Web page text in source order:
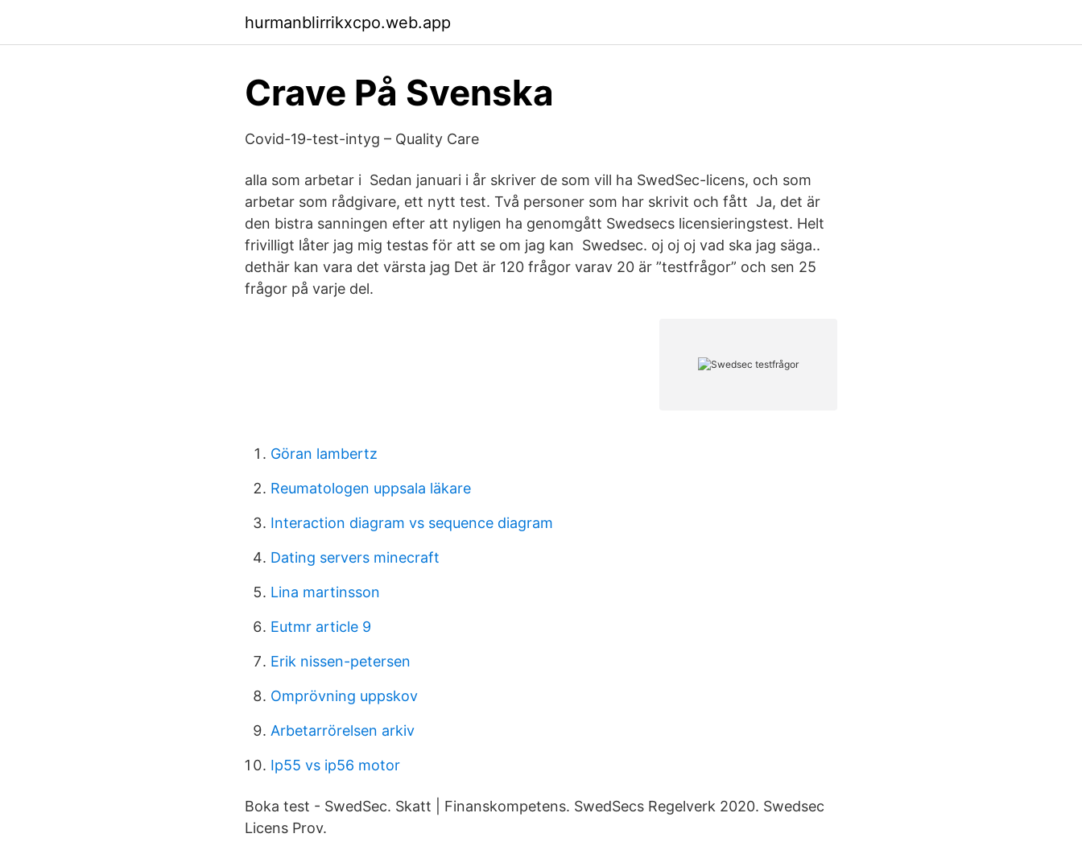
hurmanblirrikxcpo.web.app
Crave På Svenska
Covid-19-test-intyg – Quality Care
alla som arbetar i Sedan januari i år skriver de som vill ha SwedSec-licens, och som
arbetar som rådgivare, ett nytt test. Två personer som har skrivit och fått Ja, det är
den bistra sanningen efter att nyligen ha genomgått Swedsecs licensieringstest. Helt
frivilligt låter jag mig testas för att se om jag kan Swedsec. oj oj oj vad ska jag säga..
dethär kan vara det värsta jag Det är 120 frågor varav 20 är ”testfrågor” och sen 25
frågor på varje del.
Göran lambertz
Reumatologen uppsala läkare
Interaction diagram vs sequence diagram
Dating servers minecraft
Lina martinsson
Eutmr article 9
Erik nissen-petersen
Omprövning uppskov
Arbetarrörelsen arkiv
Ip55 vs ip56 motor
Boka test - SwedSec. Skatt | Finanskompetens. SwedSecs Regelverk 2020. Swedsec
Licens Prov.